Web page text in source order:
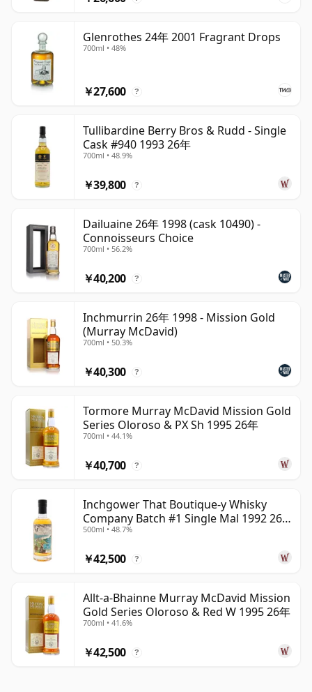
Glenrothes 24年 2001 Fragrant Drops
700ml • 48%
￥27,600 ?
Tullibardine Berry Bros & Rudd - Single
Cask #940 1993 26年
700ml • 48.9%
￥39,800 ?
Dailuaine 26年 1998 (cask 10490) -
Connoisseurs Choice
700ml • 56.2%
￥40,200 ?
Inchmurrin 26年 1998 - Mission Gold
(Murray McDavid)
700ml • 50.3%
￥40,300 ?
Tormore Murray McDavid Mission Gold
Series Oloroso & PX Sh 1995 26年
700ml • 44.1%
￥40,700 ?
Inchgower That Boutique-y Whisky
Company Batch #1 Single Mal 1992 26
年
500ml • 48.7%
￥42,500 ?
Allt-a-Bhainne Murray McDavid Mission
Gold Series Oloroso & Red W 1995 26年
700ml • 41.6%
￥42,500 ?